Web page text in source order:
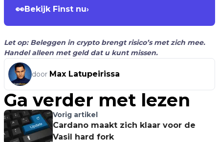
👀Bekijk Finst nu›
Let op: Beleggen in crypto brengt risico’s met zich mee.
Handel alleen met geld dat u kunt missen.
door Max Latupeirissa
Ga verder met lezen
Vorig artikel
Cardano maakt zich klaar voor de
Vasil hard fork